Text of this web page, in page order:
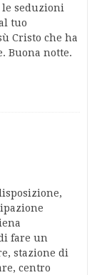
seduzioni
tuo
Cristo che ha
Buona notte.
fare un
stazione di
centro